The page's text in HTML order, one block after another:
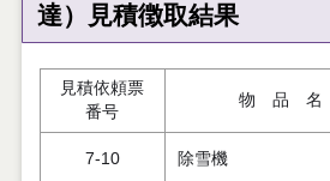
達）見積徴取結果
見積依頼票
番号
物 品 名
7-10 除雪機